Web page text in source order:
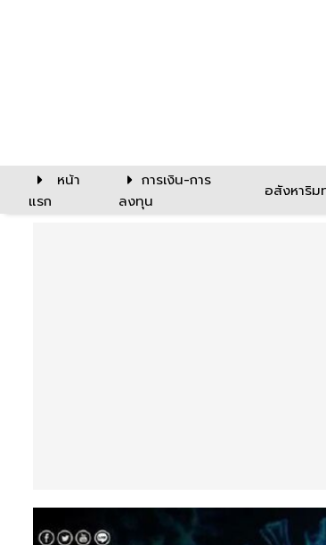
หน้า
แรก
การเงิน-การ
ลงทุน
อสังหาริ